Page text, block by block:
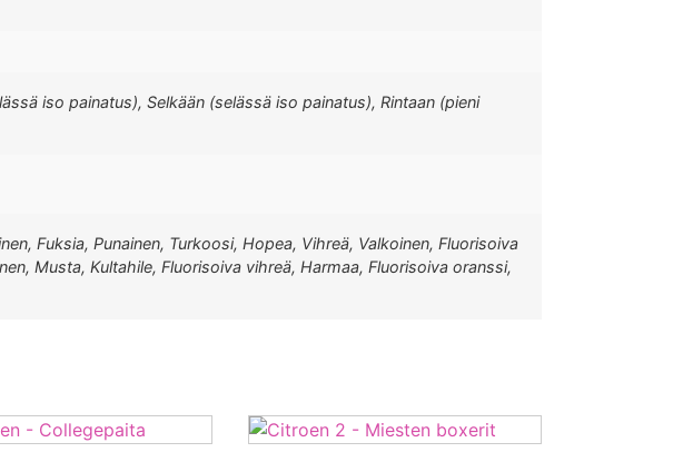
iso painatus), Selkään (selässä iso painatus), Rintaan (pieni
Fuksia, Punainen, Turkoosi, Hopea, Vihreä, Valkoinen, Fluorisoiva
Musta, Kultahile, Fluorisoiva vihreä, Harmaa, Fluorisoiva oranssi,